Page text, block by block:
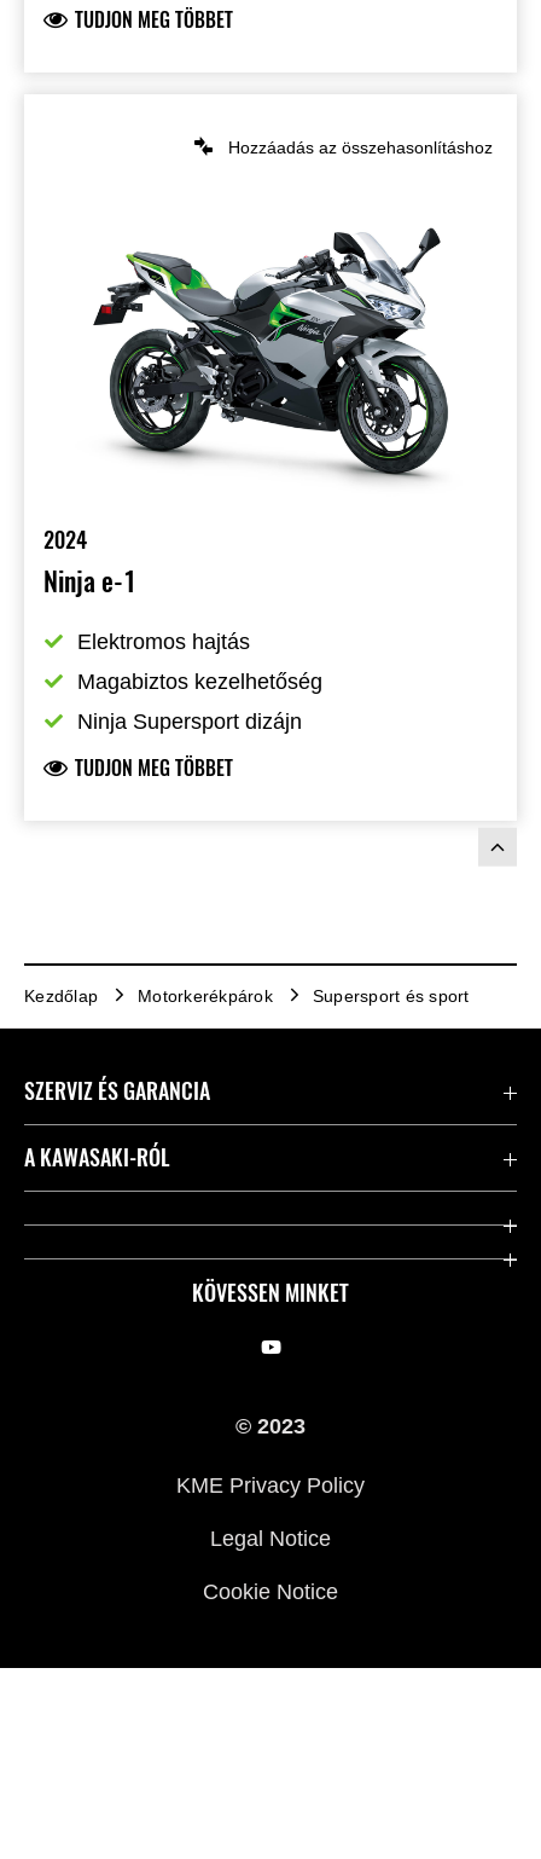
TUDJON MEG TÖBBET
Hozzáadás az összehasonlításhoz
2024
Ninja e-1
Elektromos hajtás
Magabiztos kezelhetőség
Ninja Supersport dizájn
TUDJON MEG TÖBBET
Kezdőlap Motorkerékpárok Supersport és sport
KÖVESSEN MINKET
SZERVIZ ÉS GARANCIA
Kapcsolat
Hasznos linkek
A KAWASAKI-RÓL
Vállalatunk
© 2023
KME Privacy Policy
Legal Notice
Cookie Notice